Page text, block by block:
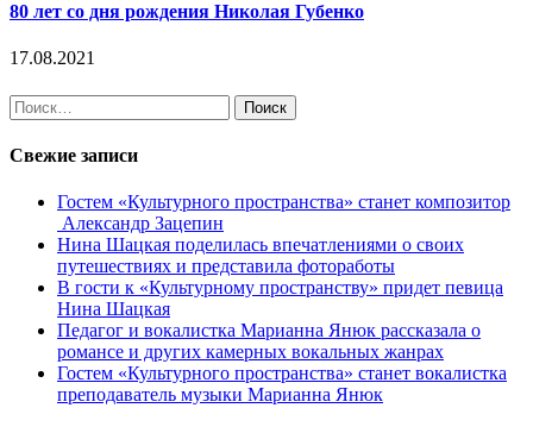
80 лет со дня рождения Николая Губенко
17.08.2021
Найти:
Свежие записи
Гостем «Культурного пространства» станет композитор
Александр Зацепин
Нина Шацкая поделилась впечатлениями о своих
путешествиях и представила фотоработы
В гости к «Культурному пространству» придет певица
Нина Шацкая
Педагог и вокалистка Марианна Янюк рассказала о
романсе и других камерных вокальных жанрах
Гостем «Культурного пространства» станет вокалистка
преподаватель музыки Марианна Янюк